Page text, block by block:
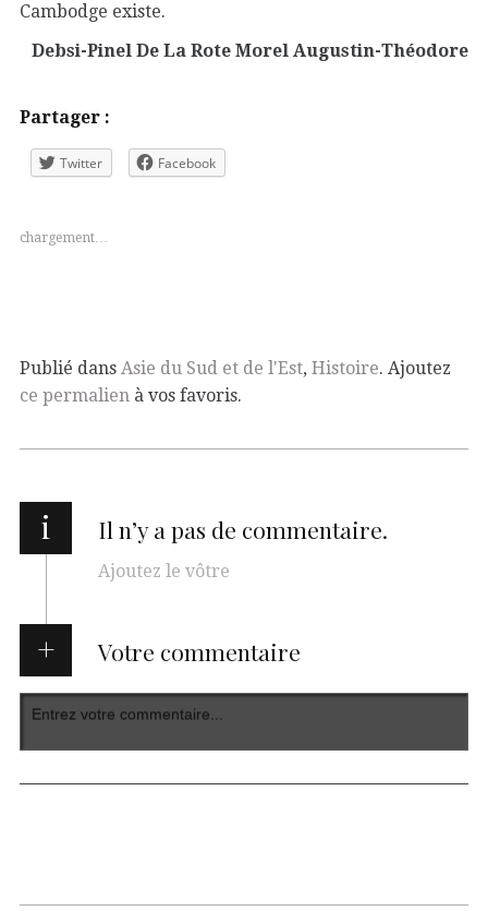
Cambodge existe.
Debsi-Pinel De La Rote Morel Augustin-Théodore
Partager :
Twitter Facebook
chargement…
Publié dans Asie du Sud et de l'Est, Histoire. Ajoutez
ce permalien à vos favoris.
i Il n’y a pas de commentaire.
Ajoutez le vôtre
Votre commentaire